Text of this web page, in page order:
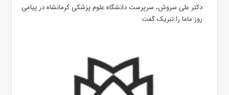
دکتر علی سروش، سرپرست دانشگاه علوم پزشکی کرمانشاه در پیامی
روز ماما را تبریک گفت